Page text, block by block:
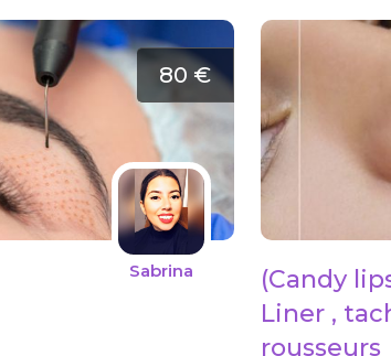
80 €
Sabrina
(Candy
Liner ,
rousseurs